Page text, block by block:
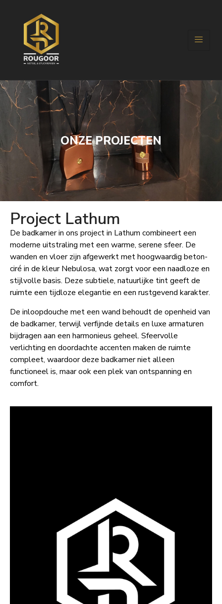
ONZE PROJECTEN
Project Lathum
De badkamer in ons project in Lathum combineert een
moderne uitstraling met een warme, serene sfeer. De
wanden en vloer zijn afgewerkt met hoogwaardig beton-
ciré in de kleur Nebulosa, wat zorgt voor een naadloze en
stijlvolle basis. Deze subtiele, natuurlijke tint geeft de
ruimte een tijdloze elegantie en een rustgevend karakter.
De inloopdouche met een wand behoudt de openheid van
de badkamer, terwijl verfijnde details en luxe armaturen
bijdragen aan een harmonieus geheel. Sfeervolle
verlichting en doordachte accenten maken de ruimte
compleet, waardoor deze badkamer niet alleen
functioneel is, maar ook een plek van ontspanning en
comfort.